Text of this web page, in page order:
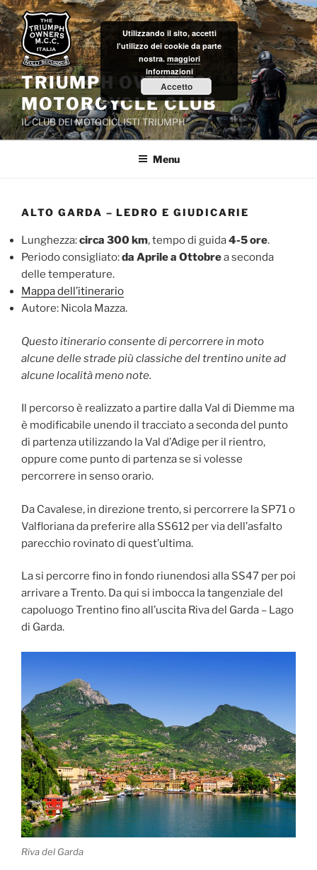
Salta
al
contenuto
TRIUMPH OWNERS'
MOTORCYCLE CLUB
IL CLUB DEI MOTOCICLISTI TRIUMPH
Menu
ALTO GARDA – LEDRO E GIUDICARIE
Lunghezza:circa 300 km, tempo di guida4-5 ore.
Periodo consigliato:da Aprile a Ottobrea seconda
delle temperature.
Mappa dell’itinerario
Autore: Nicola Mazza.
Questo itinerario consente di percorrere in moto
alcune delle strade più classiche del trentino unite ad
alcune località meno note.
Il percorso è realizzato a partire dalla Val di Diemme ma
è modificabile unendo il tracciato a seconda del punto
di partenza utilizzando la Val d’Adige per il rientro,
oppure come punto di partenza se si volesse
percorrere in senso orario.
Da Cavalese, in direzione trento, si percorrere la SP71 o
Valfloriana da preferire alla SS612 per via dell’asfalto
parecchio rovinato di quest’ultima.
La si percorre fino in fondo riunendosi alla SS47 per poi
arrivare a Trento. Da qui si imbocca la tangenziale del
capoluogo Trentino fino all’uscita Riva del Garda – Lago
di Garda.
Riva del Garda
Utilizzando il sito, accetti
l'utilizzo dei cookie da parte
nostra. maggiori
informazioni
Accetto